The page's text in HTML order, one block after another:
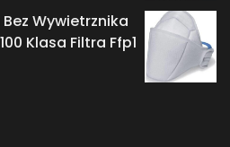
Wywietrznika
Klasa Filtra Ffp1